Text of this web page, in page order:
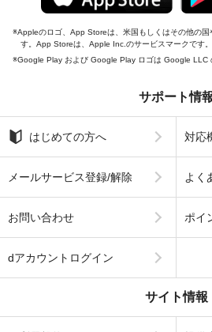
Appleのロゴ、App Storeは、米国もしくはその他の
す。App Storeは、Apple Inc.のサービスマークです。
Google Play および Google Play ロゴは Google LLC
サポート情
はじめての方へ 対応
メールサービス登録/解除 よく
お問い合わせ ポイ
dアカウントログイン
サイト情報